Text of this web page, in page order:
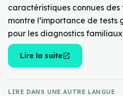
caractéristiques connues des
montre l’importance de tests
pour les diagnostics
Lire la suiteopen_in_new
LIRE DANS UNE AUTRE LANGUE